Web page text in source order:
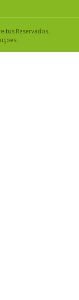
Reservados.